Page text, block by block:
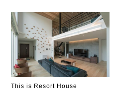
This is Resort House